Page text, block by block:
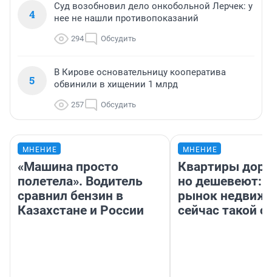
4
Суд возобновил дело онкобольной Лерчек: у
нее не нашли противопоказаний
294 Обсудить
5
В Кирове основательницу кооператива
обвинили в хищении 1 млрд
257 Обсудить
МНЕНИЕ
«Машина просто
полетела». Водитель
сравнил бензин в
Казахстане и России
МНЕНИЕ
Квартиры
но дешевеют:
рынок
сейчас такой